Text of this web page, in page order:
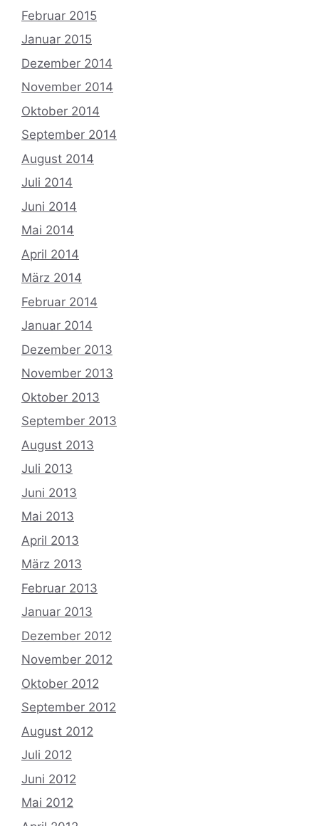
Februar 2015
Januar 2015
Dezember 2014
November 2014
Oktober 2014
September 2014
August 2014
Juli 2014
Juni 2014
Mai 2014
April 2014
März 2014
Februar 2014
Januar 2014
Dezember 2013
November 2013
Oktober 2013
September 2013
August 2013
Juli 2013
Juni 2013
Mai 2013
April 2013
März 2013
Februar 2013
Januar 2013
Dezember 2012
November 2012
Oktober 2012
September 2012
August 2012
Juli 2012
Juni 2012
Mai 2012